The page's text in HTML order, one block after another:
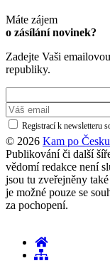
Máte zájem
o zásílání novinek?
Zadejte Vaši
republiky.
Registrací k newsletteru
© 2026 Kam po
Publikování či další
vědomí redakce není
jsou tu zveřejněny
je možné pouze se
za pochopení.